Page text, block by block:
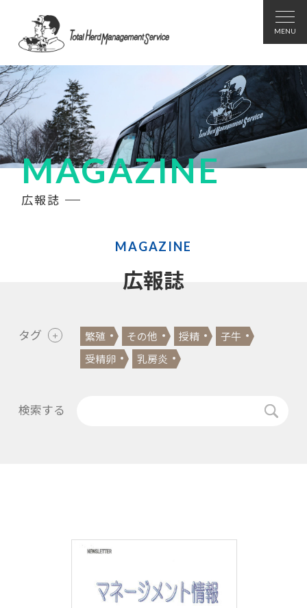
MAGAZINE
広報誌
MAGAZINE
広報誌
タグ 繁殖 その他 授精
子牛
受精卵
乳房炎